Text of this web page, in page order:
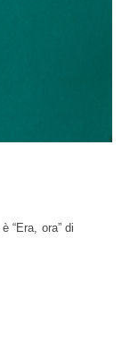
“Era, ora” di